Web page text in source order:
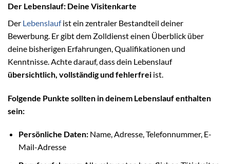
Der Lebenslauf: Deine Visitenkarte
Der Lebenslaufist ein zentraler Bestandteil deiner
Bewerbung. Er gibt dem Zolldienst einen Überblick über
deine bisherigen Erfahrungen, Qualifikationen und
Kenntnisse. Achte darauf, dass dein Lebenslauf
übersichtlich, vollständig und fehlerfrei ist.
Folgende Punkte sollten in deinem Lebenslauf enthalten
sein:
Persönliche Daten:Name, Adresse, Telefonnummer, E-
Mail-Adresse